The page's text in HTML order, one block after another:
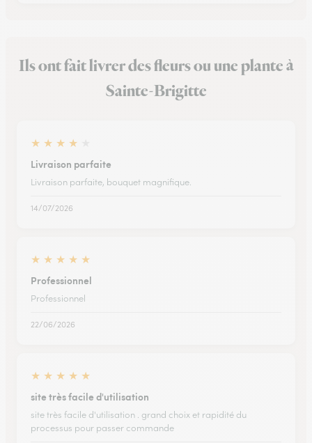
Ils ont fait livrer des fleurs ou une plante à
Sainte-Brigitte
★ ★ ★ ★
Livraison parfaite
Livraison parfaite, bouquet magnifique.
14/07/2026
★ ★ ★ ★ ★
Professionnel
Professionnel
22/06/2026
★ ★ ★ ★ ★
site très facile d'utilisation
site très facile d'utilisation . grand choix et rapidité du
processus pour passer commande